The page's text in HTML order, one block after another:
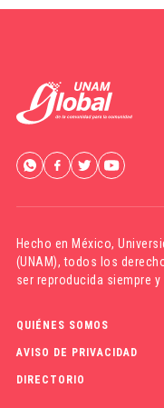
Hecho en México,
(UNAM), todos los
ser reproducida siempre
QUIÉNES SOMOS
AVISO DE PRIVACIDAD
DIRECTORIO